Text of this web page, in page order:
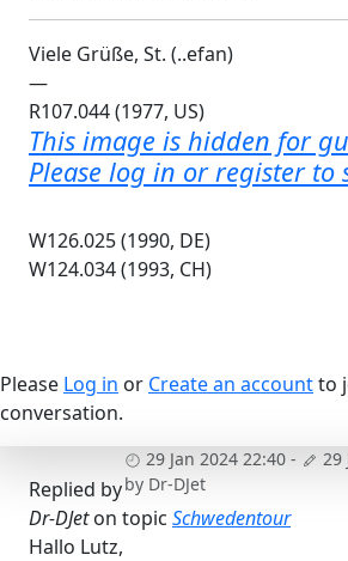
Viele Grüße, St. (..efan)
—
R107.044 (1977, US)
This image is hidden for
Please log in or register to
W126.025 (1990, DE)
W124.034 (1993, CH)
Please Log in or Create an accountto
conversation.
29 Jan 2024 22:40 - 29
by Dr-DJet
Replied by
Dr-DJeton topic Schwedentour
Hallo Lutz,